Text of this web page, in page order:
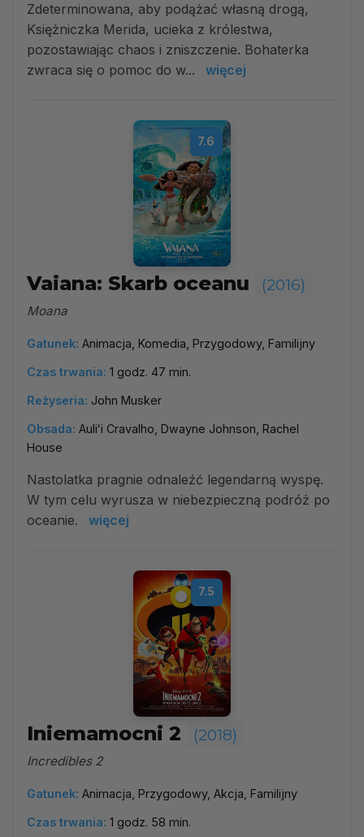
Zdeterminowana, aby podążać własną drogą,
Księżniczka Merida, ucieka z królestwa,
pozostawiając chaos i zniszczenie. Bohaterka
zwraca się o pomoc do w...
więcej
7.6
Vaiana: Skarb oceanu (2016)
Moana
Gatunek: Animacja, Komedia, Przygodowy, Familijny
Czas trwania: 1 godz. 47 min.
Reżyseria: John Musker
Obsada: Auliʻi Cravalho, Dwayne Johnson, Rachel
House
Nastolatka pragnie odnaleźć legendarną wyspę.
W tym celu wyrusza w niebezpieczną podróż po
oceanie.
więcej
7.5
Iniemamocni 2 (2018)
Incredibles 2
Gatunek: Animacja, Przygodowy, Akcja, Familijny
Czas trwania: 1 godz. 58 min.